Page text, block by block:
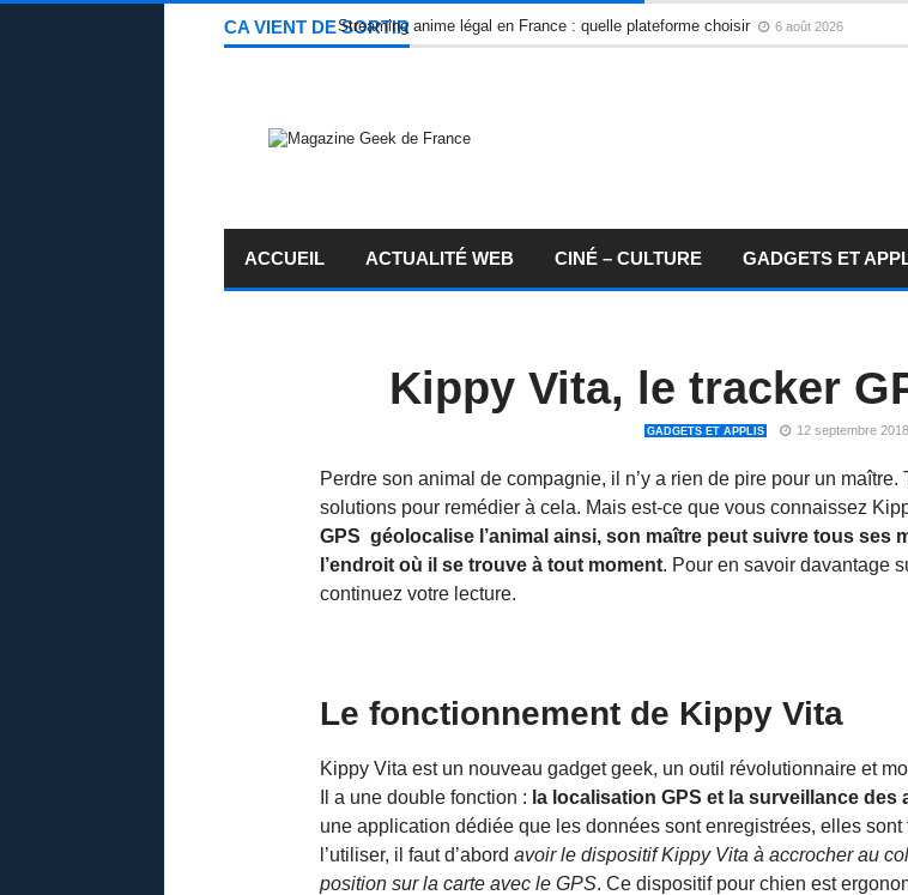
CA VIENT DE SORTIRStreaming anime légal en France : quelle plateforme choisir 6 août 2026
ACCUEIL ACTUALITÉ WEB CINÉ – CULTURE GADGETS ET
Kippy Vita, le tracker
GADGETS ET APPLIS 12 septembre 2018
Perdre son animal de compagnie, il n’y a rien de pire pour un
solutions pour remédier à cela. Mais est-ce que vous connaissez
GPS géolocalise l’animal ainsi, son maître peut suivre tous ses
l’endroit où il se trouve à tout moment. Pour en savoir davantage
continuez votre lecture.
Le fonctionnement de Kippy Vita
Kippy Vita est un nouveau gadget geek, un outil révolutionnaire et
Il a une double fonction : la localisation GPS et la surveillance des
une application dédiée que les données sont enregistrées, elles
l’utiliser, il faut d’abord avoir le dispositif Kippy Vita à accrocher au
position sur la carte avec le GPS. Ce dispositif pour chien est